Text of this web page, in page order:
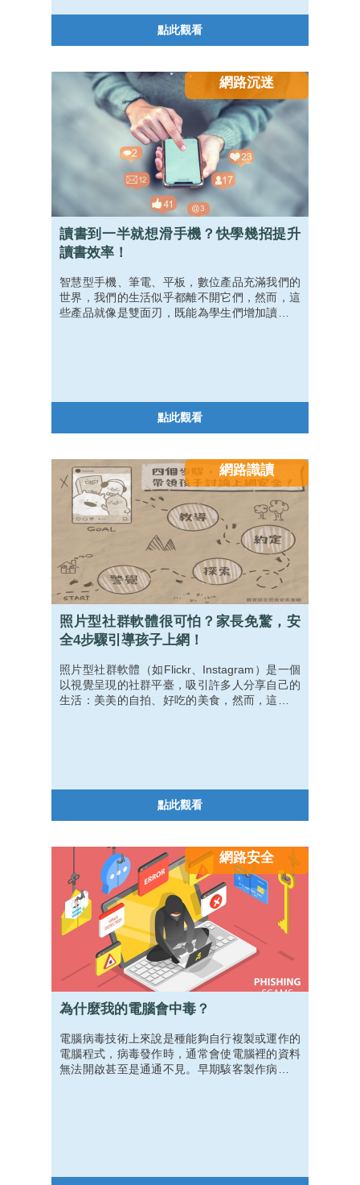
點此觀看
網路沉迷
讀書到一半就想滑手機？快學幾招提升
讀書效率！
智慧型手機、筆電、平板，數位產品充滿我們的
世界，我們的生活似乎都離不開它們，然而，這
些產品就像是雙面刃，既能為學生們增加讀書效
點此觀看
網路識讀
照片型社群軟體很可怕？家長免驚，安
全4步驟引導孩子上網！
照片型社群軟體（如Flickr、Instagram）是一個
以視覺呈現的社群平臺，吸引許多人分享自己的
生活：美美的自拍、好吃的美食，然而，這些看
和 Instagram 合作推出的「Instagram 家長指
南」一起 update 資訊吧！
點此觀看
網路安全
為什麼我的電腦會中毒？
電腦病毒技術上來說是種能夠自行複製或運作的
電腦程式，病毒發作時，通常會使電腦裡的資料
無法開啟甚至是通通不見。早期駭客製作病毒目